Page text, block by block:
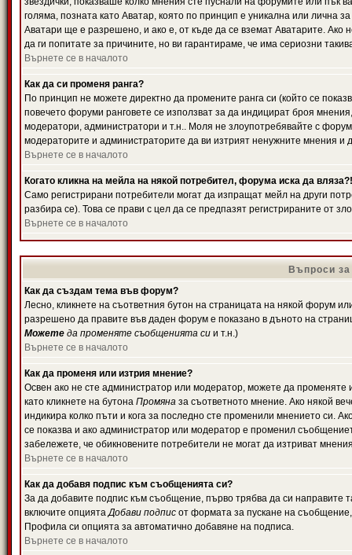
голяма, позната като Аватар, която по принцип е уникална или лична
Аватари ще е разрешено, и ако е, от къде да се вземат Аватарите.
да ги попитате за причините, но ви гарантираме, че има сериозни
Върнете се в началото
Как да си променя ранга?
По принцип не можете директно да промените ранга си (който се
повечето форуми ранговете се използват за да индицират броя
модератори, администратори и т.н.. Моля не злоупотребявайте с
модераторите и администраторите да ви изтрият ненужните мнения и
Върнете се в началото
Когато кликна на мейла на някой потребител, форума иска да вляза?!
Само регистрирани потребители могат да изпращат мейл на други
разбира се). Това се прави с цел да се предпазят регистрираните от
Върнете се в началото
Въпроси
Как да създам тема във форум?
Лесно, кликнете на съответния бутон на страницата на някой форум
разрешено да правите във даден форум е показано в дъното на
Можете да променяте съобщенията си и т.н.)
Върнете се в началото
Как да променя или изтрия мнение?
Освен ако не сте администратор или модератор, можете да
като кликнете на бутона Промяна за съответното мнение. Ако някой
индикира колко пъти и кога за последно сте променили мнението си.
се показва и ако администратор или модератор е променил
забележете, че обикновените потребители не могат да изтриват
Върнете се в началото
Как да добавя подпис към съобщенията си?
За да добавите подпис към съобщение, първо трябва да си
включите опциятаДобави подпис от формата за пускане на
Профила си опцията за автоматично добавяне на подписа.
Върнете се в началото